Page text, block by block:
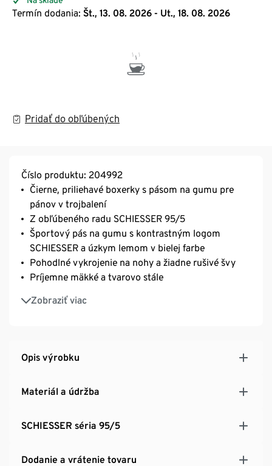
Termín dodania: Št., 13. 08. 2026 - Ut., 18. 08. 2026
Pridať do obľúbených
Číslo produktu: 204992
Čierne, priliehavé boxerky s pásom na gumu pre
pánov v trojbalení
Z obľúbeného radu SCHIESSER 95/5
Športový pás na gumu s kontrastným logom
SCHIESSER a úzkym lemom v bielej farbe
Pohodlné vykrojenie na nohy a žiadne rušivé švy
Príjemne mäkké a tvarovo stále
Zobraziť viac
Dokonale sedia vďaka elastickému jednoduchému
Opis výrobku
Materiál a údržba
SCHIESSER séria 95/5
Dodanie a vrátenie tovaru